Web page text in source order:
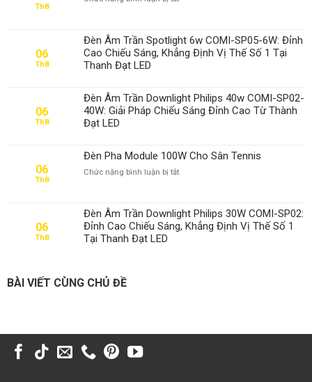
Th8
100W
Cho
Lông
06
Th8
Đèn Âm Trần Spotlight 6w COMI-SP05-6W: Đỉnh
Cao Chiếu Sáng, Khẳng Định Vị Thế Số 1 Tại
Thanh Đạt LED
06
Th8
Đèn Âm Trần Downlight Philips 40w COMI-SP02-
40W: Giải Pháp Chiếu Sáng Đỉnh Cao Từ Thành
Đạt LED
06
Th8
Đèn Pha Module 100W Cho Sân Tennis
Chức năng bình luận bị tắtở
100W
Cho
06
Th8
Đèn Âm Trần Downlight Philips 30W COMI-SP02:
Đỉnh Cao Chiếu Sáng, Khẳng Định Vị Thế Số 1
Tại Thanh Đạt LED
BÀI VIẾT CÙNG CHỦ ĐỀ